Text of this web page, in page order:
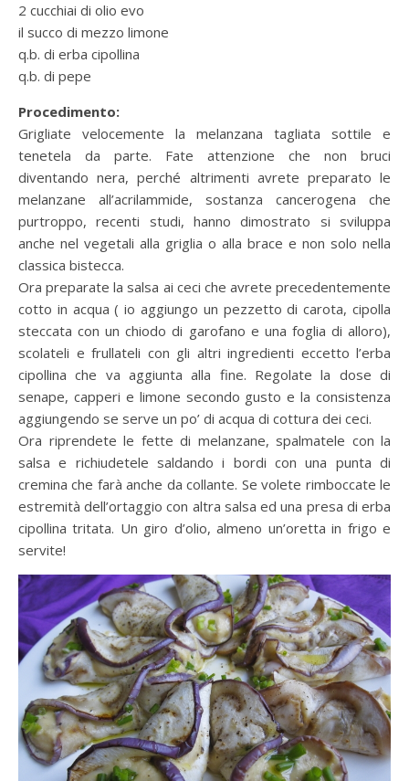
2 cucchiai di olio evo
il succo di mezzo limone
q.b. di erba cipollina
q.b. di pepe
Procedimento:
Grigliate velocemente la melanzana tagliata sottile e
tenetela da parte. Fate attenzione che non bruci
diventando nera, perché altrimenti avrete preparato le
melanzane all’acrilammide, sostanza cancerogena che
purtroppo, recenti studi, hanno dimostrato si sviluppa
anche nel vegetali alla griglia o alla brace e non solo nella
classica bistecca.
Ora preparate la salsa ai ceci che avrete precedentemente
cotto in acqua ( io aggiungo un pezzetto di carota, cipolla
steccata con un chiodo di garofano e una foglia di alloro),
scolateli e frullateli con gli altri ingredienti eccetto l’erba
cipollina che va aggiunta alla fine. Regolate la dose di
senape, capperi e limone secondo gusto e la consistenza
aggiungendo se serve un po’ di acqua di cottura dei ceci.
Ora riprendete le fette di melanzane, spalmatele con la
salsa e richiudetele saldando i bordi con una punta di
cremina che farà anche da collante. Se volete rimboccate le
estremità dell’ortaggio con altra salsa ed una presa di erba
cipollina tritata. Un giro d’olio, almeno un’oretta in frigo e
servite!